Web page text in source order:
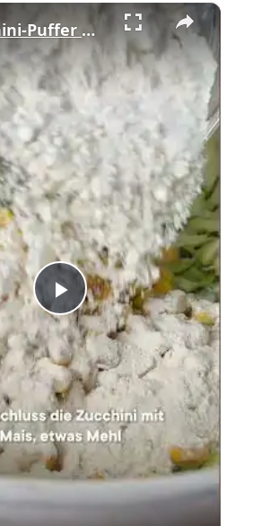
×
Play
Video
Zucchini-Puffer mit #GreenGoddess Dip 💚 #shorts